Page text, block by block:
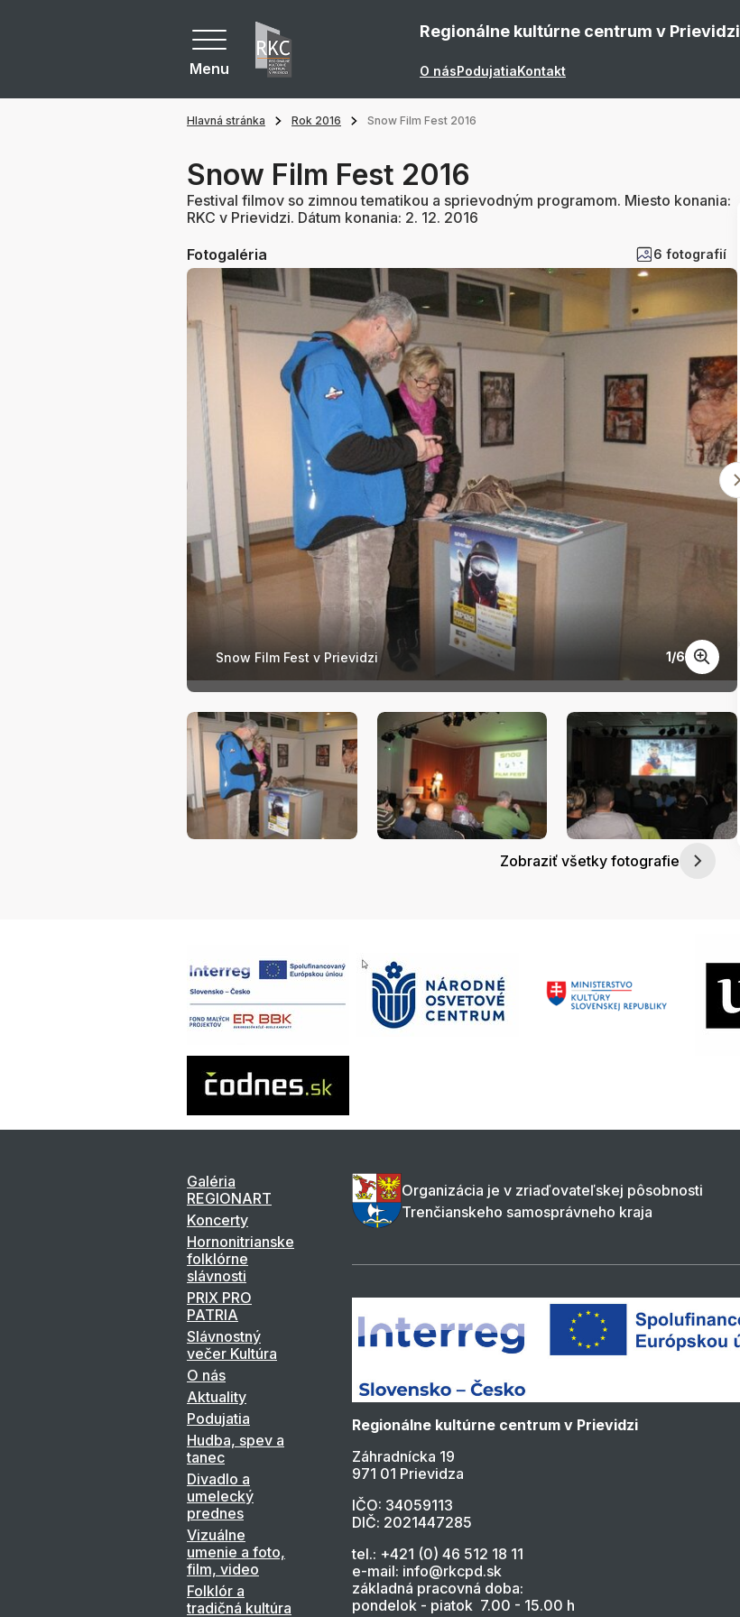
Menu
Regionálne kultúrne centrum v Prievidzi
O násPodujatiaKontakt
Hlavná stránka Rok 2016 Snow Film Fest 2016
Snow Film Fest 2016
Festival filmov so zimnou tematikou a sprievodným programom. Miesto konania:
RKC v Prievidzi. Dátum konania: 2. 12. 2016
Fotogaléria 6 fotografií
Snow Film Fest v Prievidzi 1/6
Zobraziť všetky fotografie
Galéria
REGIONART
Koncerty
Hornonitrianske
folklórne
slávnosti
PRIX PRO
PATRIA
Slávnostný
večer Kultúra
O nás
Aktuality
Podujatia
Hudba, spev a
tanec
Divadlo a
umelecký
prednes
Vizuálne
umenie a foto,
film, video
Folklór a
tradičná kultúra
Organizácia je v zriaďovateľskej pôsobnosti
Trenčianskeho samosprávneho kraja
Regionálne kultúrne centrum v Prievidzi
Záhradnícka 19
971 01 Prievidza
IČO: 34059113
DIČ: 2021447285
tel.: +421 (0) 46 512 18 11
e-mail: info@rkcpd.sk
základná pracovná doba:
pondelok - piatok 7.00 - 15.00 h